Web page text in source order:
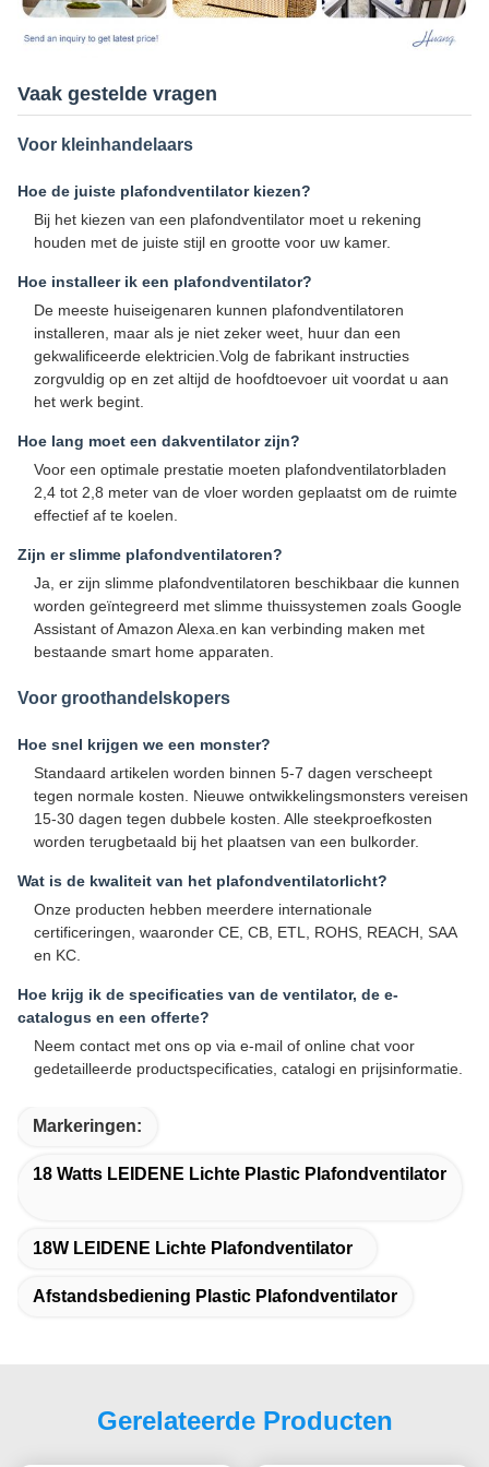
Vaak gestelde vragen
Voor kleinhandelaars
Hoe de juiste plafondventilator kiezen?
Bij het kiezen van een plafondventilator moet u rekening
houden met de juiste stijl en grootte voor uw kamer.
Hoe installeer ik een plafondventilator?
De meeste huiseigenaren kunnen plafondventilatoren
installeren, maar als je niet zeker weet, huur dan een
gekwalificeerde elektricien.Volg de fabrikant instructies
zorgvuldig op en zet altijd de hoofdtoevoer uit voordat u aan
het werk begint.
Hoe lang moet een dakventilator zijn?
Voor een optimale prestatie moeten plafondventilatorbladen
2,4 tot 2,8 meter van de vloer worden geplaatst om de ruimte
effectief af te koelen.
Zijn er slimme plafondventilatoren?
Ja, er zijn slimme plafondventilatoren beschikbaar die kunnen
worden geïntegreerd met slimme thuissystemen zoals Google
Assistant of Amazon Alexa.en kan verbinding maken met
bestaande smart home apparaten.
Voor groothandelskopers
Hoe snel krijgen we een monster?
Standaard artikelen worden binnen 5-7 dagen verscheept
tegen normale kosten. Nieuwe ontwikkelingsmonsters vereisen
15-30 dagen tegen dubbele kosten. Alle steekproefkosten
worden terugbetaald bij het plaatsen van een bulkorder.
Wat is de kwaliteit van het plafondventilatorlicht?
Onze producten hebben meerdere internationale
certificeringen, waaronder CE, CB, ETL, ROHS, REACH, SAA
en KC.
Hoe krijg ik de specificaties van de ventilator, de e-
catalogus en een offerte?
Neem contact met ons op via e-mail of online chat voor
gedetailleerde productspecificaties, catalogi en prijsinformatie.
Markeringen:
18 Watts LEIDENE Lichte Plastic Plafondventilator
18W LEIDENE Lichte Plafondventilator
Afstandsbediening Plastic Plafondventilator
Gerelateerde Producten